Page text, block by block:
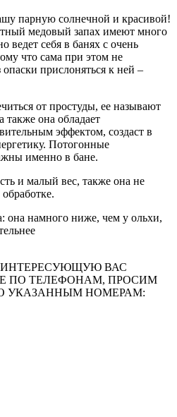
парную солнечной и красивой!
медовый запах имеют много
ведет себя в банях с очень
что сама при этом не
прислоняться к ней –
от простуды, ее называют
она обладает
эффектом, создаст в
Потогонные
именно в бане.
и малый вес, также она не
она намного ниже, чем у ольхи,
ВАС
ПО ТЕЛЕФОНАМ, ПРОСИМ
УКАЗАННЫМ НОМЕРАМ: